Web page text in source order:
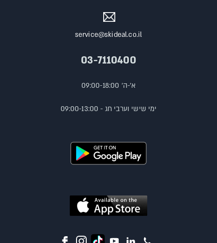
service@skideal.co.il
03-7110400
א'-ה' 09:00-18:00
ימי שישי וערבי חג - 09:00-13:00